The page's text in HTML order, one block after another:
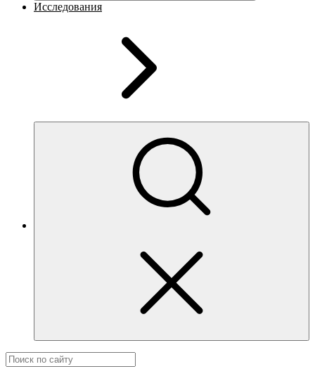
Исследования